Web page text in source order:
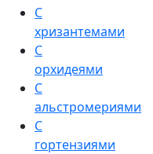
С
хризантемами
С
орхидеями
С
альстромериями
С
гортензиями